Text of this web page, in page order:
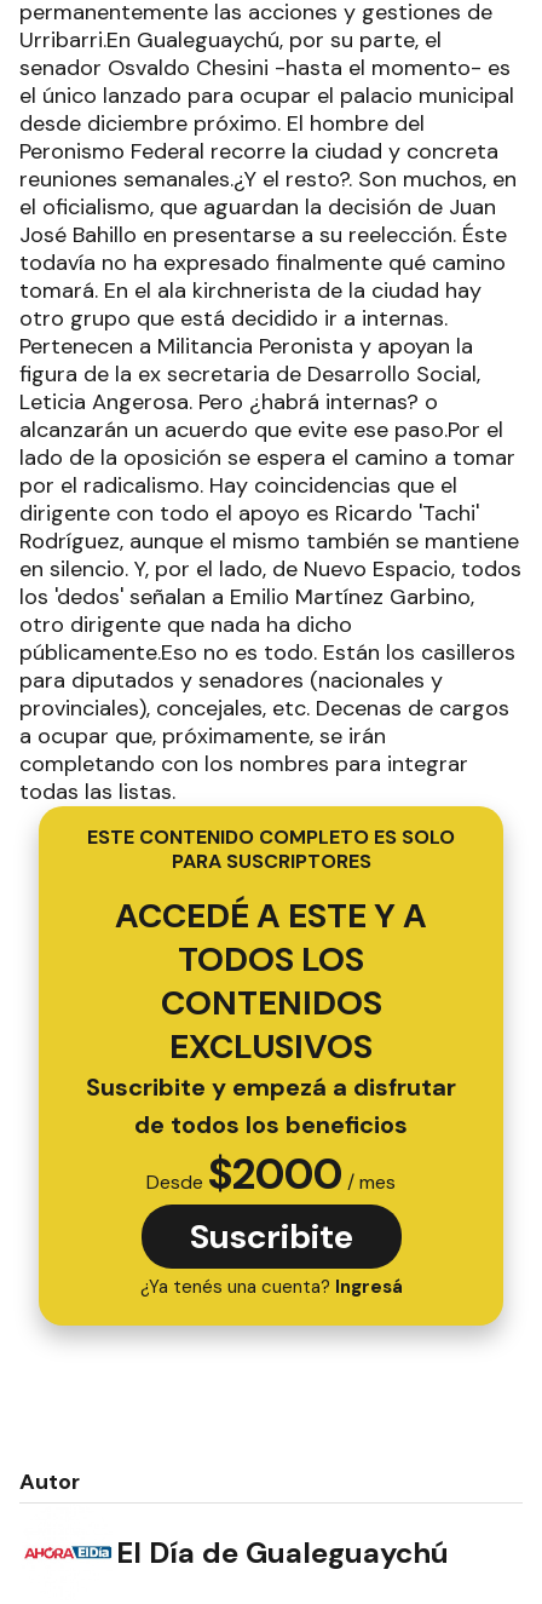
permanentemente las acciones y gestiones de
Urribarri.En Gualeguaychú, por su parte, el
senador Osvaldo Chesini -hasta el momento- es
el único lanzado para ocupar el palacio municipal
desde diciembre próximo. El hombre del
Peronismo Federal recorre la ciudad y concreta
reuniones semanales.¿Y el resto?. Son muchos, en
el oficialismo, que aguardan la decisión de Juan
José Bahillo en presentarse a su reelección. Éste
todavía no ha expresado finalmente qué camino
tomará. En el ala kirchnerista de la ciudad hay
otro grupo que está decidido ir a internas.
Pertenecen a Militancia Peronista y apoyan la
figura de la ex secretaria de Desarrollo Social,
Leticia Angerosa. Pero ¿habrá internas? o
alcanzarán un acuerdo que evite ese paso.Por el
lado de la oposición se espera el camino a tomar
por el radicalismo. Hay coincidencias que el
dirigente con todo el apoyo es Ricardo 'Tachi'
Rodríguez, aunque el mismo también se mantiene
en silencio. Y, por el lado, de Nuevo Espacio, todos
los 'dedos' señalan a Emilio Martínez Garbino,
otro dirigente que nada ha dicho
públicamente.Eso no es todo. Están los casilleros
para diputados y senadores (nacionales y
provinciales), concejales, etc. Decenas de cargos
a ocupar que, próximamente, se irán
completando con los nombres para integrar
todas las listas.
ESTE CONTENIDO COMPLETO ES SOLO
PARA SUSCRIPTORES
ACCEDÉ A ESTE Y A
TODOS LOS
CONTENIDOS
EXCLUSIVOS
Suscribite y empezá a disfrutar
de todos los beneficios
Desde $2000 / mes
Suscribite
¿Ya tenés una cuenta? Ingresá
Autor
El Día de Gualeguaychú